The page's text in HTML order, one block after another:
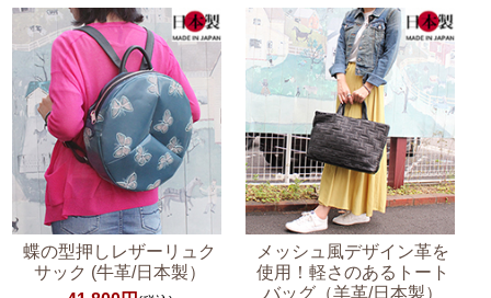
蝶の型押しレザーリュク
サック (牛革/日本製）
メッシュ風デザイン革を
使用！軽さのあるトート
バッグ（羊革/日本製）